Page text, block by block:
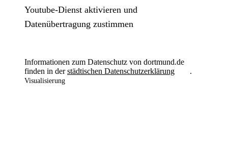
Youtube-Dienst aktivieren und
Datenübertragung zustimmen
Informationen zum Datenschutz von dortmund.de
finden in derstädtischen Datenschutzerklärung .
Visualisierung